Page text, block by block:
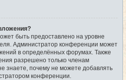
быть предоставлено на уровне
Администратор конференции может
в определённых форумах. Также
разрешено только членам
знаете, почему не можете добавлять
конференции.